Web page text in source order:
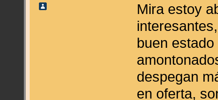
Mira estoy
buen
despegan
en oferta,